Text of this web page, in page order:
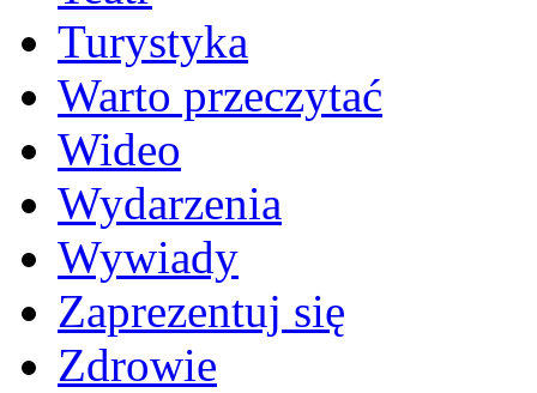
Turystyka
Warto przeczytać
Wideo
Wydarzenia
Wywiady
Zaprezentuj się
Zdrowie